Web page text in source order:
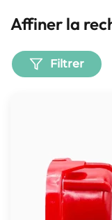
Affiner la
Filtrer